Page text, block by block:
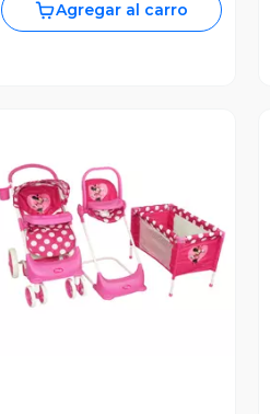
Agregar al carro
Vista Previa